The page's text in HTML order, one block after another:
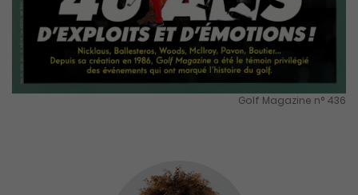
Golf Magazine n° 436